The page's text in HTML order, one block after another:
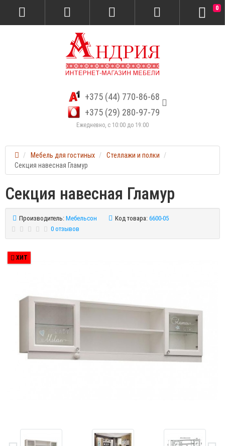
+375 (44) 770-86-68
+375 (29) 280-97-79
Ежедневно, с 10:00 до 19:00
0
Мебель для гостиных
Стеллажи и полки
Секция навесная Гламур
Секция навесная Гламур
Производитель: Мебельсон Код товара: 6600-05
0 отзывов
ХИТ